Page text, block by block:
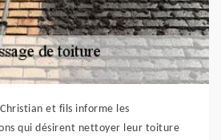
et fils informe les
qui désirent nettoyer leur toiture